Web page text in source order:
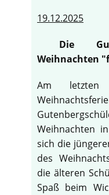
19.12.2025
Die
Weihnachten
Am
Weihnachten
sich die
des
die älteren
Spaß beim